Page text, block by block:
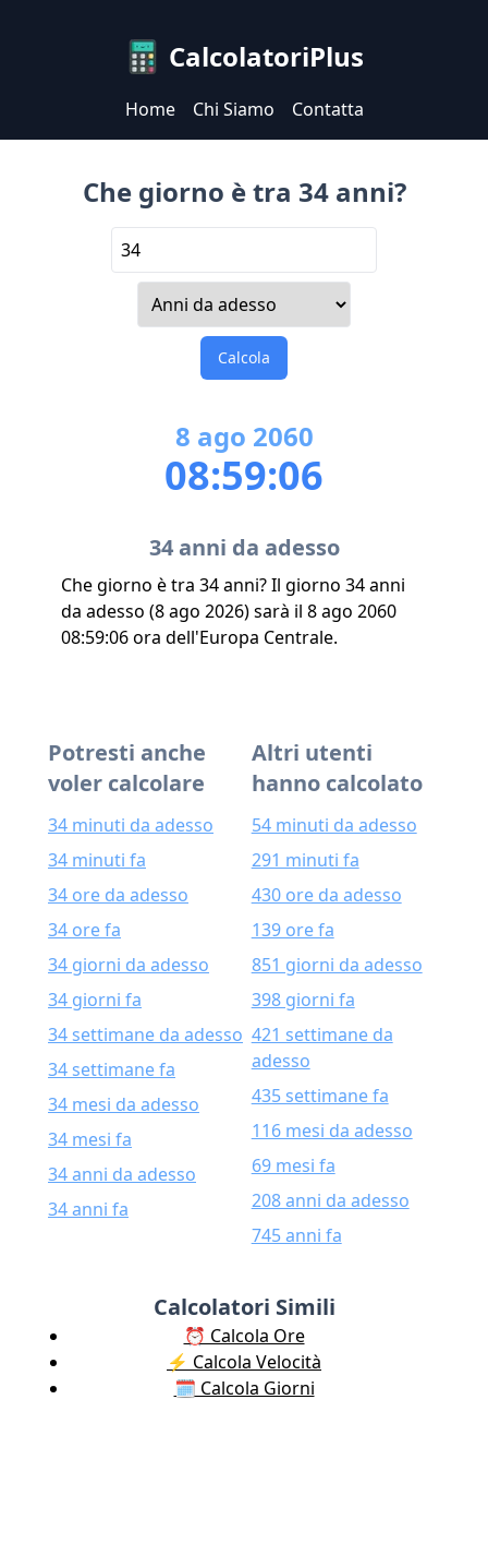
CalcolatoriPlus
Home Chi Siamo Contatta
Che giorno è tra 34 anni?
Calcola
8 ago 2060
08:59:06
34 anni da adesso
Che giorno è tra 34 anni? Il giorno 34 anni
da adesso (8 ago 2026) sarà il 8 ago 2060
08:59:06 ora dell'Europa Centrale.
Potresti anche
voler calcolare
34 minuti da adesso
34 minuti fa
34 ore da adesso
34 ore fa
34 giorni da adesso
34 giorni fa
34 settimane da adesso
34 settimane fa
34 mesi da adesso
34 mesi fa
34 anni da adesso
34 anni fa
Altri utenti
hanno calcolato
54 minuti da adesso
291 minuti fa
430 ore da adesso
139 ore fa
851 giorni da adesso
398 giorni fa
421 settimane da
adesso
435 settimane fa
116 mesi da adesso
69 mesi fa
208 anni da adesso
745 anni fa
Calcolatori Simili
⏰ Calcola Ore
⚡️ Calcola Velocità
🗓️ Calcola Giorni